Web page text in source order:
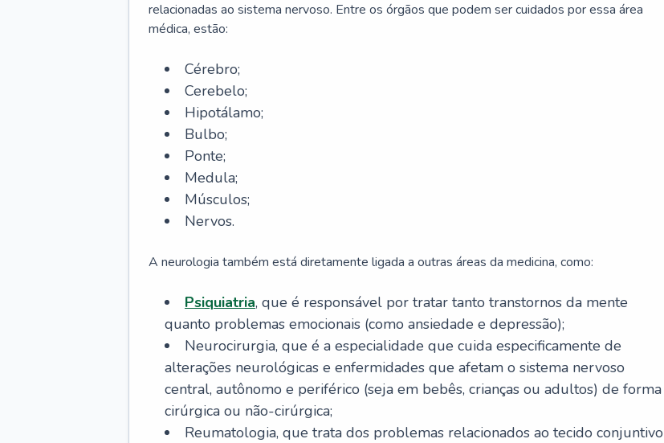
relacionadas ao sistema nervoso. Entre os órgãos que podem ser cuidados por essa área
médica, estão:
Cérebro;
Cerebelo;
Hipotálamo;
Bulbo;
Ponte;
Medula;
Músculos;
Nervos.
A neurologia também está diretamente ligada a outras áreas da medicina, como:
Psiquiatria, que é responsável por tratar tanto transtornos da mente
quanto problemas emocionais (como ansiedade e depressão);
Neurocirurgia, que é a especialidade que cuida especificamente de
alterações neurológicas e enfermidades que afetam o sistema nervoso
central, autônomo e periférico (seja em bebês, crianças ou adultos) de forma
cirúrgica ou não-cirúrgica;
Reumatologia, que trata dos problemas relacionados ao tecido conjuntivo